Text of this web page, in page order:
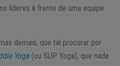
líderes à frente de uma equipe
demais, que tal procurar por
Yoga (ou SUP Yoga), que nada